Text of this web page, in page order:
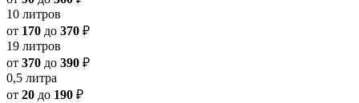
10 литров
от 170 до 370 ₽
19 литров
от 370 до 390 ₽
0,5 литра
от 20 до 190 ₽